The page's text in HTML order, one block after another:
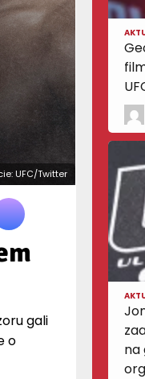
UFC/Twitter
gali
o
na